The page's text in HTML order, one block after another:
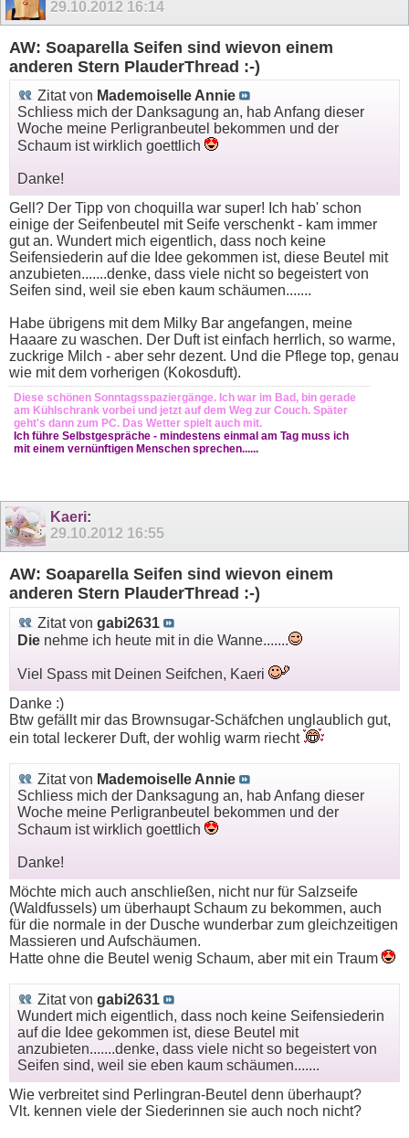
29.10.2012 16:14
AW: Soaparella Seifen sind wievon einem
anderen Stern PlauderThread :-)
Zitat von Mademoiselle Annie
Schliess mich der Danksagung an, hab Anfang dieser
Woche meine Perligranbeutel bekommen und der
Schaum ist wirklich goettlich
Danke!
Gell? Der Tipp von choquilla war super! Ich hab' schon
einige der Seifenbeutel mit Seife verschenkt - kam immer
gut an. Wundert mich eigentlich, dass noch keine
Seifensiederin auf die Idee gekommen ist, diese Beutel mit
anzubieten.......denke, dass viele nicht so begeistert von
Seifen sind, weil sie eben kaum schäumen.......
Habe übrigens mit dem Milky Bar angefangen, meine
Haaare zu waschen. Der Duft ist einfach herrlich, so warme,
zuckrige Milch - aber sehr dezent. Und die Pflege top, genau
wie mit dem vorherigen (Kokosduft).
Diese schönen Sonntagsspaziergänge. Ich war im Bad, bin gerade
am Kühlschrank vorbei und jetzt auf dem Weg zur Couch. Später
geht's dann zum PC. Das Wetter spielt auch mit.
Ich führe Selbstgespräche - mindestens einmal am Tag muss ich
mit einem vernünftigen Menschen sprechen......
Kaeri:
29.10.2012 16:55
AW: Soaparella Seifen sind wievon einem
anderen Stern PlauderThread :-)
Zitat von gabi2631
Die nehme ich heute mit in die Wanne.......
Viel Spass mit Deinen Seifchen, Kaeri
Danke :)
Btw gefällt mir das Brownsugar-Schäfchen unglaublich gut,
ein total leckerer Duft, der wohlig warm riecht
Zitat von Mademoiselle Annie
Schliess mich der Danksagung an, hab Anfang dieser
Woche meine Perligranbeutel bekommen und der
Schaum ist wirklich goettlich
Danke!
Möchte mich auch anschließen, nicht nur für Salzseife
(Waldfussels) um überhaupt Schaum zu bekommen, auch
für die normale in der Dusche wunderbar zum gleichzeitigen
Massieren und Aufschäumen.
Hatte ohne die Beutel wenig Schaum, aber mit ein Traum
Zitat von gabi2631
Wundert mich eigentlich, dass noch keine Seifensiederin
auf die Idee gekommen ist, diese Beutel mit
anzubieten.......denke, dass viele nicht so begeistert von
Seifen sind, weil sie eben kaum schäumen.......
Wie verbreitet sind Perlingran-Beutel denn überhaupt?
Vlt. kennen viele der Siederinnen sie auch noch nicht?